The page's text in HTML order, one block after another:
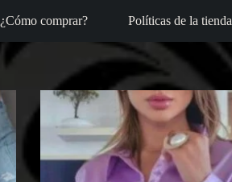
¿Cómo comprar? Políticas de la tienda